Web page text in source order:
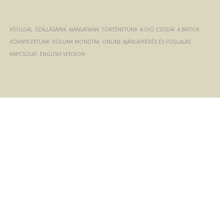
FŐOLDAL SZÁLLÁSAINK AJÁNLATAINK TÖRTÉNETÜNK A DIÓ CSODÁI A BIRTOK
KÖRNYEZETÜNK RÓLUNK MONDTÁK ONLINE AJÁNLATKÉRÉS ÉS FOGLALÁS
KAPCSOLAT ENGLISH VERSION